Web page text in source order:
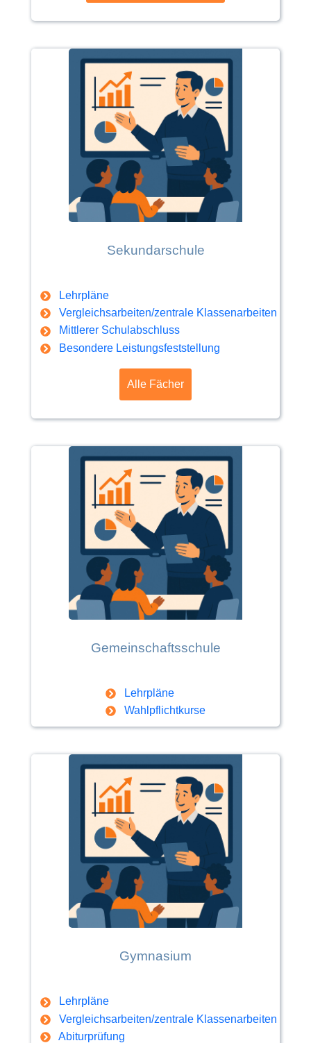
Sekundarschule
Lehrpläne
Vergleichsarbeiten/zentrale Klassenarbeiten
Mittlerer Schulabschluss
Besondere Leistungsfeststellung
Alle Fächer
Gemeinschaftsschule
Lehrpläne
Wahlpflichtkurse
Gymnasium
Lehrpläne
Vergleichsarbeiten/zentrale Klassenarbeiten
Abiturprüfung